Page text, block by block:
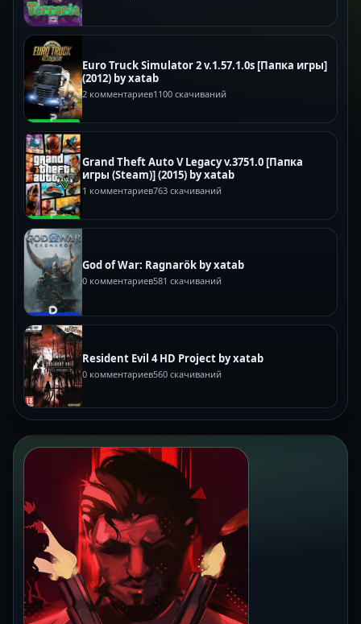
Euro Truck Simulator 2 v.1.57.1.0s [Папка игры]
(2012) by xatab
2 комментариев1100 скачиваний
Grand Theft Auto V Legacy v.3751.0 [Папка
игры (Steam)] (2015) by xatab
1 комментариев763 скачиваний
God of War: Ragnarök by xatab
0 комментариев581 скачиваний
Resident Evil 4 HD Project by xatab
0 комментариев560 скачиваний